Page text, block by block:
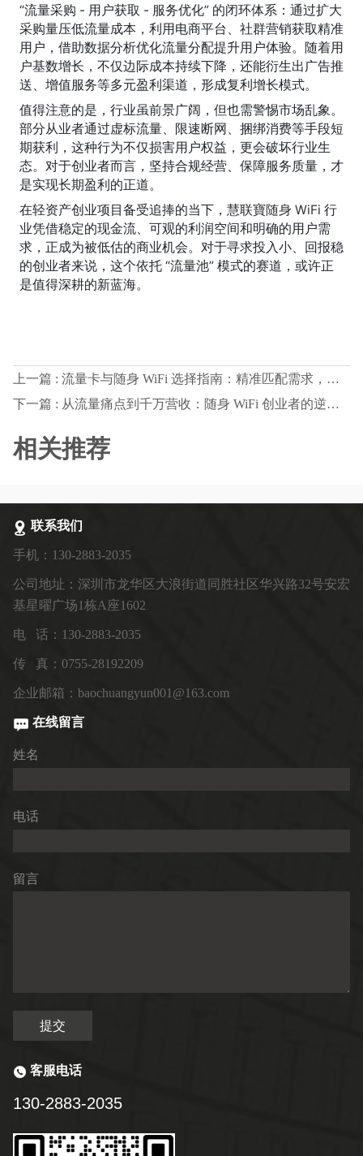
“流量采购 - 用户获取 - 服务优化” 的闭环体系：通过扩大
采购量压低流量成本，利用电商平台、社群营销获取精准
用户，借助数据分析优化流量分配提升用户体验。随着用
户基数增长，不仅边际成本持续下降，还能衍生出广告推
送、增值服务等多元盈利渠道，形成复利增长模式。
值得注意的是，行业虽前景广阔，但也需警惕市场乱象。
部分从业者通过虚标流量、限速断网、捆绑消费等手段短
期获利，这种行为不仅损害用户权益，更会破坏行业生
态。对于创业者而言，坚持合规经营、保障服务质量，才
是实现长期盈利的正道。
在轻资产创业项目备受追捧的当下，慧联寶随身 WiFi 行
业凭借稳定的现金流、可观的利润空间和明确的用户需
求，正成为被低估的商业机会。对于寻求投入小、回报稳
的创业者来说，这个依托 “流量池” 模式的赛道，或许正
是值得深耕的新蓝海。
上一篇 : 流量卡与随身 WiFi 选择指南：精准匹配需求，避开消费陷阱
下一篇 : 从流量痛点到千万营收：随身 WiFi 创业者的逆袭之路
相关推荐
联系我们
手机：130-2883-2035
公司地址：深圳市龙华区大浪街道同胜社区华兴路32号安宏
基星曜广场1栋A座1602
电 话：130-2883-2035
传 真：0755-28192209
企业邮箱：baochuangyun001@163.com
在线留言
姓名
电话
留言
提交
客服电话
130-2883-2035